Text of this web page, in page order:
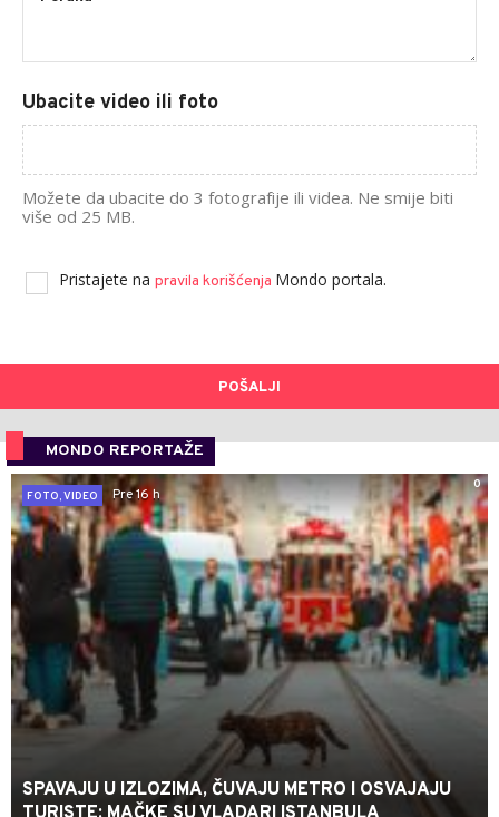
Ubacite video ili foto
Možete da ubacite do 3 fotografije ili videa. Ne smije biti
više od 25 MB.
Pristajete na pravila korišćenja Mondo portala.
POŠALJI
MONDO REPORTAŽE
0
FOTO, VIDEO
Pre 16 h
SPAVAJU U IZLOZIMA, ČUVAJU METRO I OSVAJAJU